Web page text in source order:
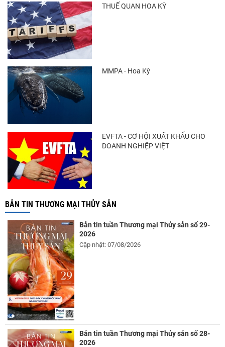
THUẾ QUAN HOA KỲ
MMPA - Hoa Kỳ
EVFTA - CƠ HỘI XUẤT KHẨU CHO
DOANH NGHIỆP VIỆT
BẢN TIN THƯƠNG MẠI THỦY SẢN
Bản tin tuần Thương mại Thủy sản số 29-
2026
Cập nhật: 07/08/2026
Bản tin tuần Thương mại Thủy sản số 28-
2026